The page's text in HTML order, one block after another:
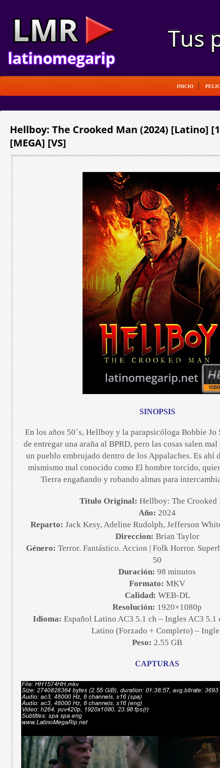
INICIO
Hellboy: The Crooked Man (2024) [Latino]
[MEGA] [VS]
SINOPSIS
En los años 50´s, Hellboy y la parapsicóloga Bobbie Jo
de entregar una araña al BPRD, pero las cosas salen
un pueblo embrujado dentro de los Appalaches. Es ahí
mismismo mal conocido como El hombre torcido,
Tierra engañando y robando almas para
Titulo Original: Hellboy: The Crooked
Año: 2024
Reparto: Jack Kesy, Adeline Rudolph, Jefferson
Direccion: Brian Taylor
Género: Terror. Fantástico. Accion | Folk Horror.
50
Duración: 98 minutos
Formato: MKV
Calidad: WEB-DL
Resolución: 1920×1080p
Idioma: Español Latino AC3 5.1 ch – Ingles AC3 5.1
Latino (Forzado + Completo) –
Peso: 2.55 GB
CAPTURAS